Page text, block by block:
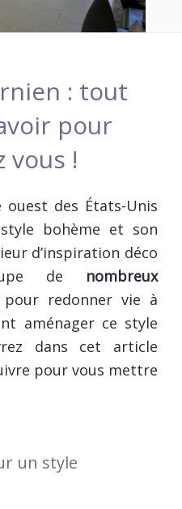
: tout
pour
vous !
des États-Unis
bohème et son
d’inspiration déco
de nombreux
pour redonner vie à
aménager ce style
dans cet article
pour vous mettre
un style